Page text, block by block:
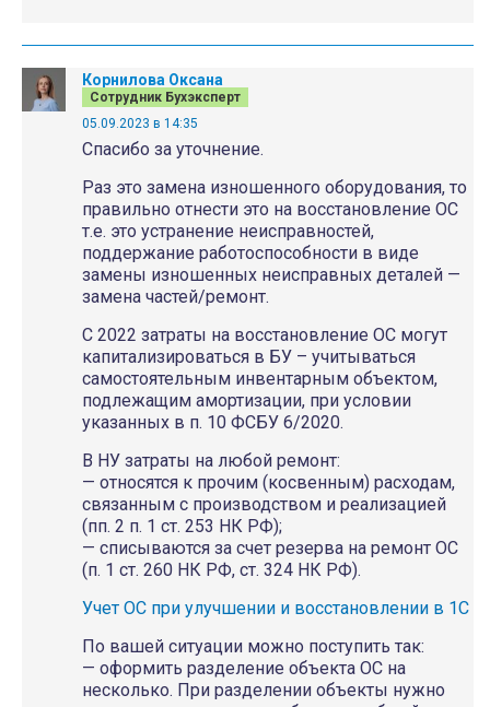
Корнилова Оксана
Сотрудник Бухэксперт
05.09.2023 в 14:35
Спасибо за уточнение.
Раз это замена изношенного оборудования, то
правильно отнести это на восстановление ОС
т.е. это устранение неисправностей,
поддержание работоспособности в виде
замены изношенных неисправных деталей —
замена частей/ремонт.
С 2022 затраты на восстановление ОС могут
капитализироваться в БУ – учитываться
самостоятельным инвентарным объектом,
подлежащим амортизации, при условии
указанных в п. 10 ФСБУ 6/2020.
В НУ затраты на любой ремонт:
— относятся к прочим (косвенным) расходам,
связанным с производством и реализацией
(пп. 2 п. 1 ст. 253 НК РФ);
— списываются за счет резерва на ремонт ОС
(п. 1 ст. 260 НК РФ, ст. 324 НК РФ).
Учет ОС при улучшении и восстановлении в 1С
По вашей ситуации можно поступить так:
— оформить разделение объекта ОС на
несколько. При разделении объекты нужно